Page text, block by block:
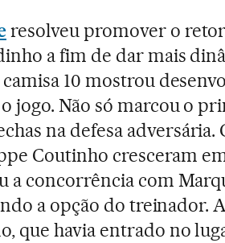
resolveu promover o
a fim de dar mais
10 mostrou
jogo. Não só marcou o
na defesa adversária.
Coutinho cresceram
a concorrência com
a opção do treinador.
que havia entrado no